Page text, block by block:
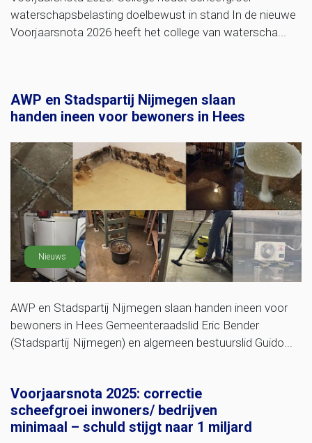
waterschapsbelasting doelbewust in stand In de nieuwe
Voorjaarsnota 2026 heeft het college van waterscha...
AWP en Stadspartij Nijmegen slaan
handen ineen voor bewoners in Hees
Nieuws
AWP en Stadspartij Nijmegen slaan handen ineen voor
bewoners in Hees Gemeenteraadslid Eric Bender
(Stadspartij Nijmegen) en algemeen bestuurslid Guido...
Voorjaarsnota 2025: correctie
scheefgroei inwoners/ bedrijven
minimaal – schuld stijgt naar 1 miljard